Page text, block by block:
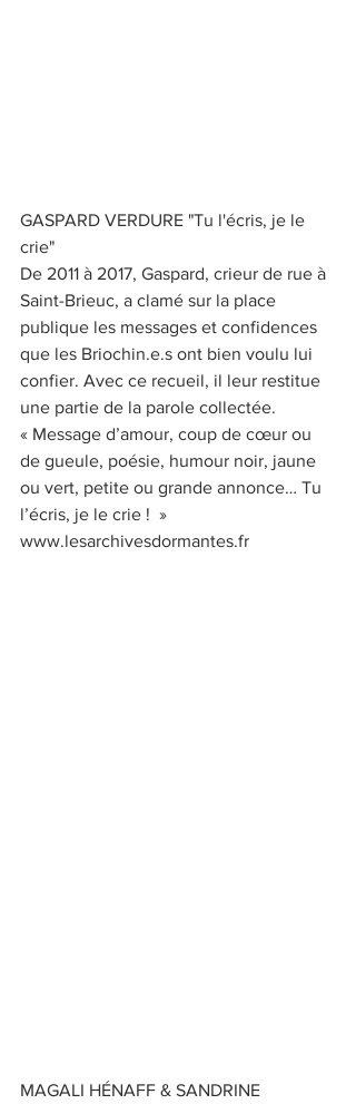
GASPARD VERDURE "Tu l'écris, je le
crie"
De 2011 à 2017, Gaspard, crieur de rue à
Saint-Brieuc, a clamé sur la place
publique les messages et confidences
que les Briochin.e.s ont bien voulu lui
confier. Avec ce recueil, il leur restitue
une partie de la parole collectée.
« Message d’amour, coup de cœur ou
de gueule, poésie, humour noir, jaune
ou vert, petite ou grande annonce… Tu
l’écris, je le crie !  »
www.lesarchivesdormantes.fr
MAGALI HÉNAFF & SANDRINE